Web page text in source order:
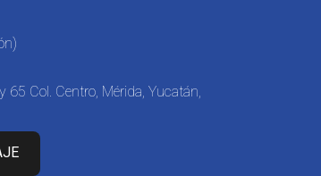
Col. Centro, Mérida, Yucatán,